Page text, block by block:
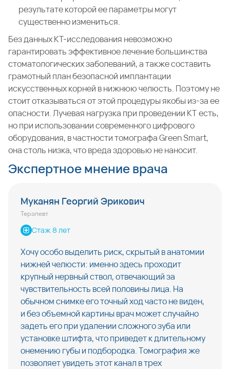
результате которой ее параметры могут
существенно измениться.
Без данных КТ-исследования невозможно
гарантировать эффективное лечение большинства
стоматологических заболеваний, а также составить
грамотный план безопасной имплантации
искусственных корней в нижнюю челюсть. Поэтому не
стоит отказываться от этой процедуры якобы из-за ее
опасности. Лучевая нагрузка при проведении КТ есть,
но при использовании современного цифрового
оборудования, в частности томографа Green Smart,
она столь низка, что вреда здоровью не наносит.
Экспертное мнение врача
Муканян Георгий Эрикович
Терапевт
Стаж 8 лет
Хочу особо выделить риск, скрытый в анатомии
нижней челюсти: именно здесь проходит
крупный нервный ствол, отвечающий за
чувствительность всей половины лица. На
обычном снимке его точный ход часто не виден,
и без объемной картины врач может случайно
задеть его при удалении сложного зуба или
установке штифта, что приведет к длительному
онемению губы и подбородка. Томография же
позволяет увидеть этот канал в трех